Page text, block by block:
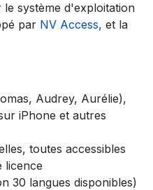
système d'exploitation
par NV Access, et la
Audrey, Aurélie),
iPhone et autres
toutes accessibles
licence
30 langues disponibles)